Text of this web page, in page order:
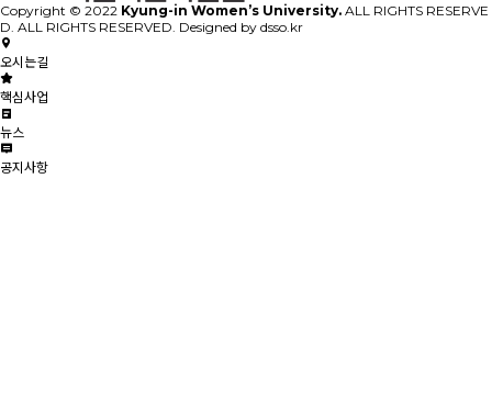
Copyright © 2022 Kyung-in Women’s University. ALL RIGHTS RESERVE
D. ALL RIGHTS RESERVED. Designed by dsso.kr
오시는길
핵심사업
뉴스
공지사항